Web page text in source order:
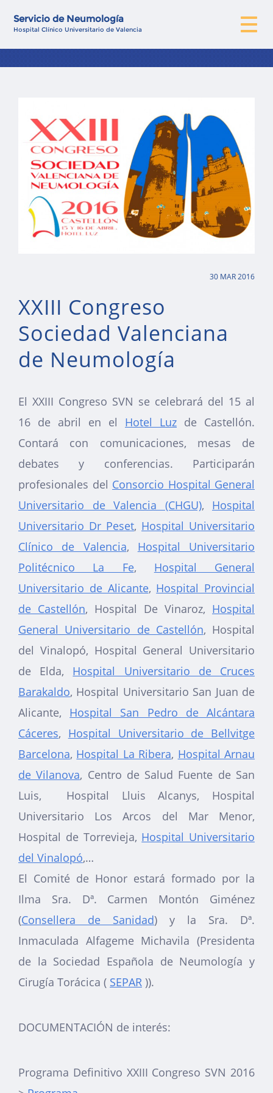
Servicio de Neumología
Hospital Clínico Universitario de Valencia
30 MAR 2016
XXIII Congreso
Sociedad Valenciana
de Neumología
El XXIII Congreso SVN se celebrará del 15 al
16 de abril en el Hotel Luz de Castellón.
Contará con comunicaciones, mesas de
debates y conferencias. Participarán
profesionales del Consorcio Hospital General
Universitario de Valencia (CHGU), Hospital
Universitario Dr Peset, Hospital Universitario
Clínico de Valencia, Hospital Universitario
Politécnico La Fe, Hospital General
Universitario de Alicante, Hospital Provincial
de Castellón, Hospital De Vinaroz, Hospital
General Universitario de Castellón, Hospital
del Vinalopó, Hospital General Universitario
de Elda, Hospital Universitario de Cruces
Barakaldo, Hospital Universitario San Juan de
Alicante, Hospital San Pedro de Alcántara
Cáceres, Hospital Universitario de Bellvitge
Barcelona, Hospital La Ribera, Hospital Arnau
de Vilanova, Centro de Salud Fuente de San
Luis, Hospital Lluis Alcanys, Hospital
Universitario Los Arcos del Mar Menor,
Hospital de Torrevieja, Hospital Universitario
del Vinalopó,…
El Comité de Honor estará formado por la
Ilma Sra. Dª. Carmen Montón Giménez
(Consellera de Sanidad) y la Sra. Dª.
Inmaculada Alfageme Michavila (Presidenta
de la Sociedad Española de Neumología y
Cirugía Torácica ( SEPAR )).
DOCUMENTACIÓN de interés:
Programa Definitivo XXIII Congreso SVN 2016